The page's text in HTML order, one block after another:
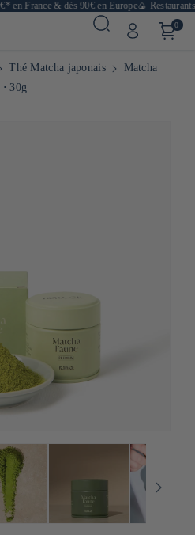
France & dès 90€ en Europe🍙
0
Thé Matcha japonais
Matcha
30g